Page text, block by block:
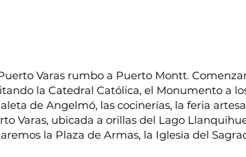
Varas rumbo a Puerto Montt.
la Catedral Católica, el Monumento a
de Angelmó, las cocinerías, la feria
Varas, ubicada a orillas del Lago
la Plaza de Armas, la Iglesia del